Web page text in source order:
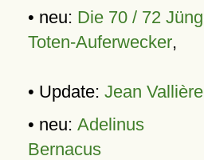
• neu: Die 70 / 72
Toten-Auferwecker,
• Update: Jean Vallière
• neu: Adelinus
Bernacus